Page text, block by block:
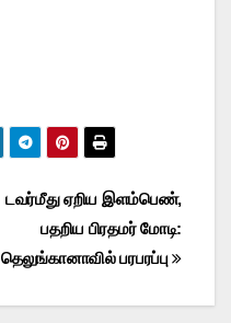
டவர்மீது ஏறிய இளம்பெண்,
பதறிய பிரதமர் மோடி:
தெலுங்கானாவில் பரபரப்பு